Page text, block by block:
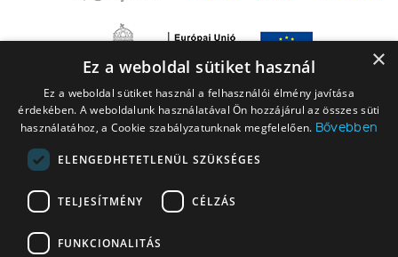
A LEGO elnevezés, a LEGO logó, a Minifigure, a DUPLO, a DUPLO logó, a
NINJAGO, a NINJAGO logó, a FRIENDS logó, a HIDDEN SIDE logó, a MINIFIGURES
logó, a MINDSTORMS, a MINDSTORMS logó, a VIDIYO, a NEXO KNIGHTS,
NEXO KNIGHTS logó, az EDITIONS logó és a SMART PLAY logó a The LEGO
×
Ez a weboldal sütiket használ
Ez a weboldal sütiket használ a felhasználói élmény javítása
érdekében. A weboldalunk használatával Ön hozzájárul az összes süti
használatához, a Cookie szabályzatunknak megfelelően. Bővebben
ELENGEDHETETLENÜL SZÜKSÉGES
TELJESÍTMÉNY CÉLZÁS
FUNKCIONALITÁS